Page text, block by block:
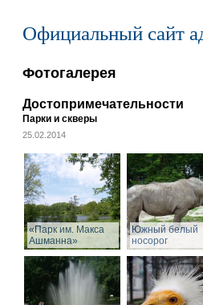
Официальный сайт
Фотогалерея
Достопримечательности
Парки и скверы
25.02.2014
«Парк им. Макса
Ашманна»
Южный белый
носорог